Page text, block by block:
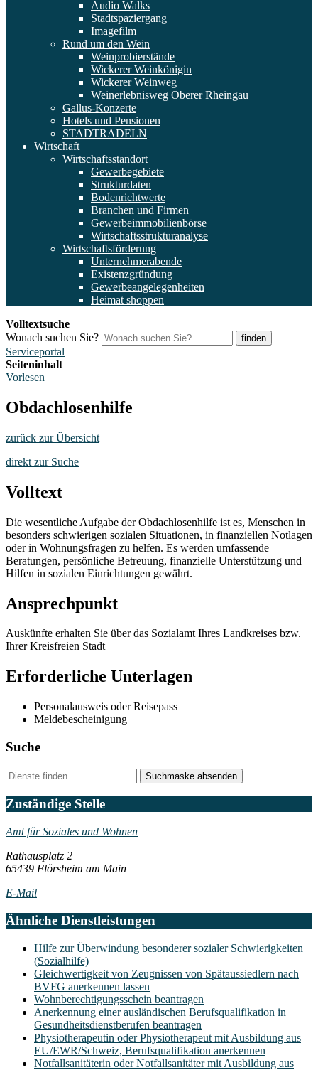
Audio Walks
Stadtspaziergang
Imagefilm
Rund um den Wein
Weinprobierstände
Wickerer Weinkönigin
Wickerer Weinweg
Weinerlebnisweg Oberer Rheingau
Gallus-Konzerte
Hotels und Pensionen
STADTRADELN
Wirtschaft
Wirtschaftsstandort
Gewerbegebiete
Strukturdaten
Bodenrichtwerte
Branchen und Firmen
Gewerbeimmobilienbörse
Wirtschaftsstrukturanalyse
Wirtschaftsförderung
Unternehmerabende
Existenzgründung
Gewerbeangelegenheiten
Heimat shoppen
Volltextsuche
Wonach suchen Sie?
finden
Serviceportal
Seiteninhalt
Vorlesen
Obdachlosenhilfe
zurück zur Übersicht
direkt zur Suche
Volltext
Die wesentliche Aufgabe der Obdachlosenhilfe ist es, Menschen in
besonders schwierigen sozialen Situationen, in finanziellen Notlagen
oder in Wohnungsfragen zu helfen. Es werden umfassende
Beratungen, persönliche Betreuung, finanzielle Unterstützung und
Hilfen in sozialen Einrichtungen gewährt.
Ansprechpunkt
Auskünfte erhalten Sie über das Sozialamt Ihres Landkreises bzw.
Ihrer Kreisfreien Stadt
Erforderliche Unterlagen
Personalausweis oder Reisepass
Meldebescheinigung
Suche
Suchmaske absenden
Zuständige Stelle
Amt für Soziales und Wohnen
Rathausplatz 2
65439 Flörsheim am Main
E-Mail
Ähnliche Dienstleistungen
Hilfe zur Überwindung besonderer sozialer Schwierigkeiten
(Sozialhilfe)
Gleichwertigkeit von Zeugnissen von Spätaussiedlern nach
BVFG anerkennen lassen
Wohnberechtigungsschein beantragen
Anerkennung einer ausländischen Berufsqualifikation in
Gesundheitsdienstberufen beantragen
Physiotherapeutin oder Physiotherapeut mit Ausbildung aus
EU/EWR/Schweiz, Berufsqualifikation anerkennen
Notfallsanitäterin oder Notfallsanitäter mit Ausbildung aus